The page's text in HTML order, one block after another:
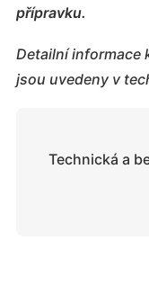
přípravku.
Detailní informace
jsou uvedeny v
Technická a